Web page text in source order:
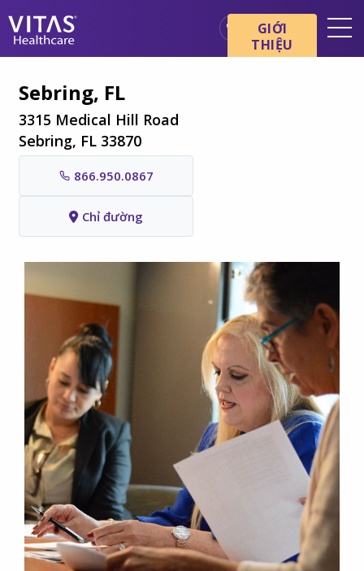
Cơ bản về chăm sóc cuối đời
Dịch vụ
khỏe
Gia đình và người chăm sóc
GIỚI
THIỆU
Sebring, FL
3315 Medical Hill Road
Sebring, FL 33870
866.950.0867
Chỉ đường